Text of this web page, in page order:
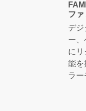
ファ
デジ
ー、
にリ
能を
ラー